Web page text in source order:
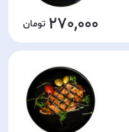
270,000